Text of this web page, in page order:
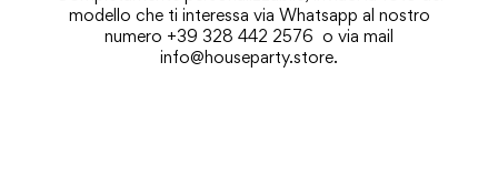
modello che ti interessa via Whatsapp al nostro
numero +39 328 442 2576 o via mail
info@houseparty.store.